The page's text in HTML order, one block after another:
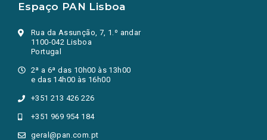
Espaço PAN Lisboa
Rua da Assunção, 7, 1.º andar
1100-042 Lisboa
Portugal
2ª a 6ª das 10h00 às 13h00
e das 14h00 às 16h00
+351 213 426 226
+351 969 954 184
geral@pan.com.pt